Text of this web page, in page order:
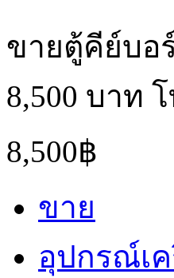
ขายตู้คีย์บอ
8,500 บาท
8,500฿
ขาย
อุปกรณ์เ